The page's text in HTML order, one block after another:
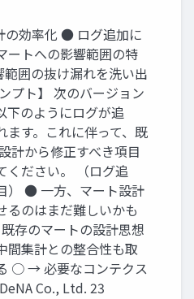
の効率化 ● ログ追加に
ートへの影響範囲の特
囲の抜け漏れを洗い出
プト】 次のバージョン
下のようにログが追
ます。これに伴って、既
計から修正すべき項目
ください。 （ログ追
） ● 一方、マート設計
るのはまだ難しいかも
存のマートの設計思想
間集計との整合性も取
○ → 必要なコンテクス
Co., Ltd. 23